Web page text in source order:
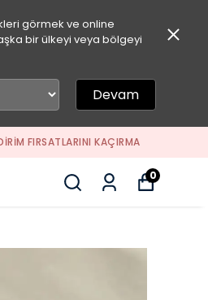
görmek ve online
bir ülkeyi veya bölgeyi
Devam
FIRSATLARINI KAÇIRMA
0